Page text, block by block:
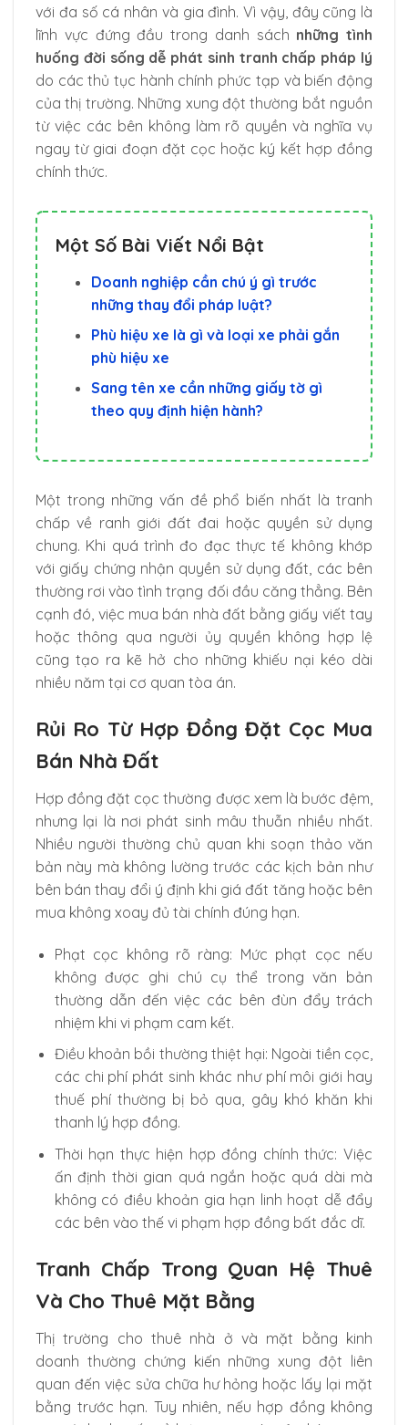
với đa số cá nhân và gia đình. Vì vậy, đây cũng là
lĩnh vực đứng đầu trong danh sách những tình
huống đời sống dễ phát sinh tranh chấp pháp lý
do các thủ tục hành chính phức tạp và biến động
của thị trường. Những xung đột thường bắt nguồn
từ việc các bên không làm rõ quyền và nghĩa vụ
ngay từ giai đoạn đặt cọc hoặc ký kết hợp đồng
chính thức.
Một Số Bài Viết Nổi Bật
Doanh nghiệp cần chú ý gì trước
những thay đổi pháp luật?
Phù hiệu xe là gì và loại xe phải gắn
phù hiệu xe
Sang tên xe cần những giấy tờ gì
theo quy định hiện hành?
Một trong những vấn đề phổ biến nhất là tranh
chấp về ranh giới đất đai hoặc quyền sử dụng
chung. Khi quá trình đo đạc thực tế không khớp
với giấy chứng nhận quyền sử dụng đất, các bên
thường rơi vào tình trạng đối đầu căng thẳng. Bên
cạnh đó, việc mua bán nhà đất bằng giấy viết tay
hoặc thông qua người ủy quyền không hợp lệ
cũng tạo ra kẽ hở cho những khiếu nại kéo dài
nhiều năm tại cơ quan tòa án.
Rủi Ro Từ Hợp Đồng Đặt Cọc Mua
Bán Nhà Đất
Hợp đồng đặt cọc thường được xem là bước đệm,
nhưng lại là nơi phát sinh mâu thuẫn nhiều nhất.
Nhiều người thường chủ quan khi soạn thảo văn
bản này mà không lường trước các kịch bản như
bên bán thay đổi ý định khi giá đất tăng hoặc bên
mua không xoay đủ tài chính đúng hạn.
Phạt cọc không rõ ràng: Mức phạt cọc nếu
không được ghi chú cụ thể trong văn bản
thường dẫn đến việc các bên đùn đẩy trách
nhiệm khi vi phạm cam kết.
Điều khoản bồi thường thiệt hại: Ngoài tiền cọc,
các chi phí phát sinh khác như phí môi giới hay
thuế phí thường bị bỏ qua, gây khó khăn khi
thanh lý hợp đồng.
Thời hạn thực hiện hợp đồng chính thức: Việc
ấn định thời gian quá ngắn hoặc quá dài mà
không có điều khoản gia hạn linh hoạt dễ đẩy
các bên vào thế vi phạm hợp đồng bất đắc dĩ.
Tranh Chấp Trong Quan Hệ Thuê
Và Cho Thuê Mặt Bằng
Thị trường cho thuê nhà ở và mặt bằng kinh
doanh thường chứng kiến những xung đột liên
quan đến việc sửa chữa hư hỏng hoặc lấy lại mặt
bằng trước hạn. Tuy nhiên, nếu hợp đồng không